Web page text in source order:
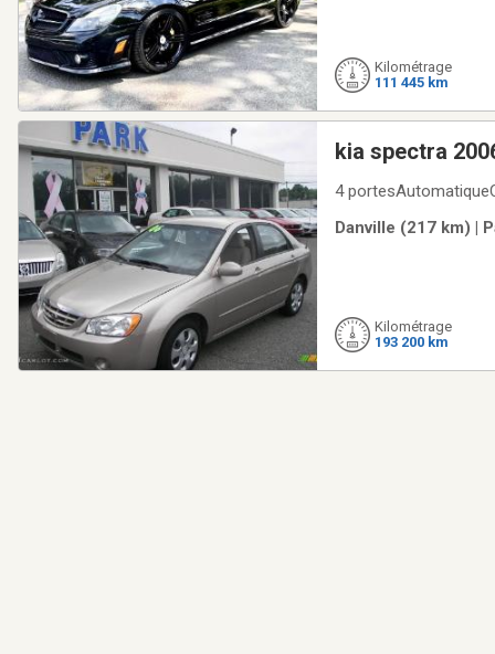
Kilométrage
111 445 km
kia spectra
4
Danville (217 km) |
Kilométrage
193 200 km